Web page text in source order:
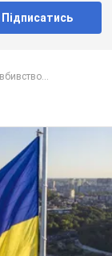
це не
приспів пісні